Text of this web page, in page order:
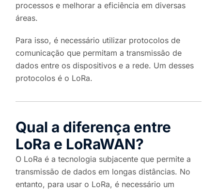
processos e melhorar a eficiência em diversas
áreas.
Para isso, é necessário utilizar protocolos de
comunicação que permitam a transmissão de
dados entre os dispositivos e a rede. Um desses
protocolos é o LoRa.
Qual a diferença entre
LoRa e LoRaWAN?
O LoRa é a tecnologia subjacente que permite a
transmissão de dados em longas distâncias. No
entanto, para usar o LoRa, é necessário um